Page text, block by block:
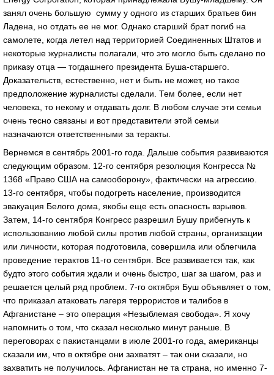
занял очень большую сумму у одного из старших братьев бин
Ладена, но отдать ее не мог. Однако старший брат погиб на
самолете, когда летел над территорией Соединенных Штатов и
некоторые журналисты полагали, что это могло быть сделано по
приказу отца — тогдашнего президента Буша-старшего.
Доказательств, естественно, нет и быть не может, но такое
предположение журналисты сделали. Тем более, если нет
человека, то некому и отдавать долг. В любом случае эти семьи
очень тесно связаны и вот представители этой семьи
назначаются ответственными за теракты.
Вернемся в сентябрь 2001-го года. Дальше события развиваются
следующим образом. 12-го сентября резолюция Конгресса №
1368 «Право США на самооборону», фактически на агрессию.
13-го сентября, чтобы подогреть население, производится
эвакуация Белого дома, якобы еще есть опасность взрывов.
Затем, 14-го сентября Конгресс разрешил Бушу прибегнуть к
использованию любой силы против любой страны, организации
или личности, которая подготовила, совершила или облегчила
проведение терактов 11-го сентября. Все развивается так, как
будто этого события ждали и очень быстро, шаг за шагом, раз и
решается целый ряд проблем. 7-го октября Буш объявляет о том,
что приказал атаковать лагеря террористов и талибов в
Афганистане – это операция «Незыблемая свобода». Я хочу
напомнить о том, что сказал несколько минут раньше. В
переговорах с пакистанцами в июле 2001-го года, американцы
сказали им, что в октябре они захватят – так они сказали, но
захватить не получилось. Афганистан не та страна, но именно 7-